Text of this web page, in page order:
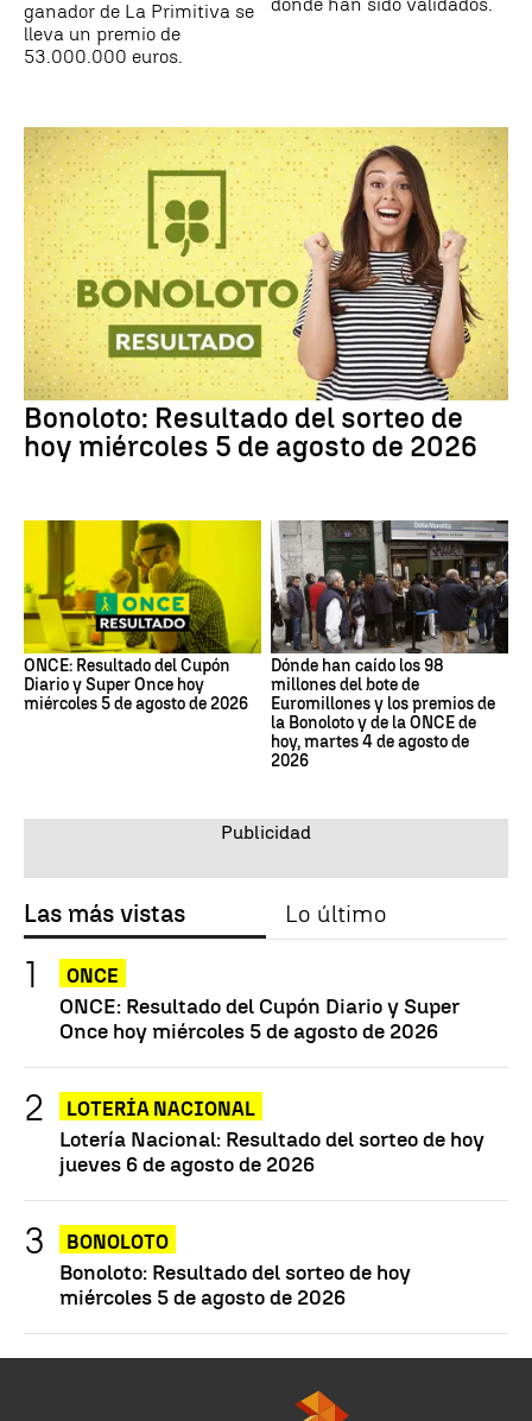
ganador de La Primitiva se
lleva un premio de
53.000.000 euros.
dónde han sido validados.
Bonoloto: Resultado del sorteo de
hoy miércoles 5 de agosto de 2026
ONCE: Resultado del Cupón
Diario y Super Once hoy
miércoles 5 de agosto de 2026
Dónde han caído los 98
millones del bote de
Euromillones y los premios de
la Bonoloto y de la ONCE de
hoy, martes 4 de agosto de
2026
Las más vistas Lo último
ONCE
ONCE: Resultado del Cupón Diario y Super
Once hoy miércoles 5 de agosto de 2026
LOTERÍA NACIONAL
Lotería Nacional: Resultado del sorteo de hoy
jueves 6 de agosto de 2026
BONOLOTO
Bonoloto: Resultado del sorteo de hoy
miércoles 5 de agosto de 2026